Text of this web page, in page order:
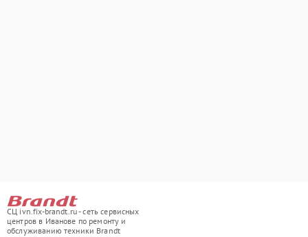
СЦ ivn.fix-brandt.ru - сеть сервисных
центров в Иванове по ремонту и
обслуживанию техники Brandt